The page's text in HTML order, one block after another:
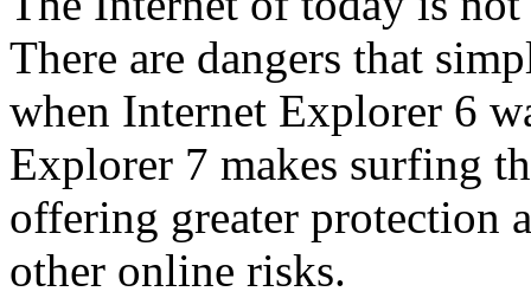
There are dangers that
when Internet Explorer 6
Explorer 7 makes surfing
offering greater protection
other online risks.